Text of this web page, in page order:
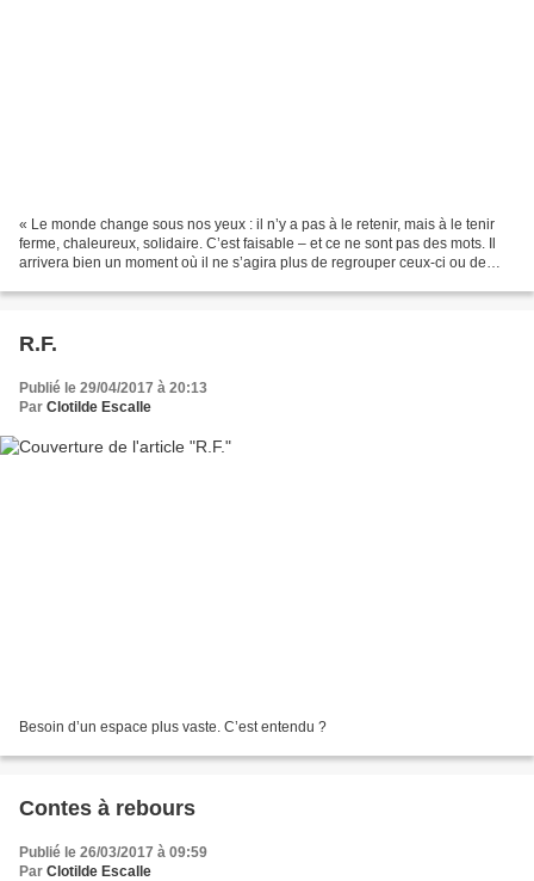
« Le monde change sous nos yeux : il n’y a pas à le retenir, mais à le tenir
ferme, chaleureux, solidaire. C’est faisable – et ce ne sont pas des mots. Il
arrivera bien un moment où il ne s’agira plus de regrouper ceux-ci ou de
R.F.
Publié le 29/04/2017 à 20:13
Par Clotilde Escalle
Besoin d’un espace plus vaste. C’est entendu ?
Contes à rebours
Publié le 26/03/2017 à 09:59
Par Clotilde Escalle